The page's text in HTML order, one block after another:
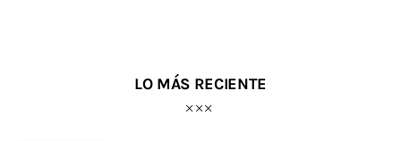
LO MÁS RECIENTE